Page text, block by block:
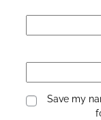
Save my